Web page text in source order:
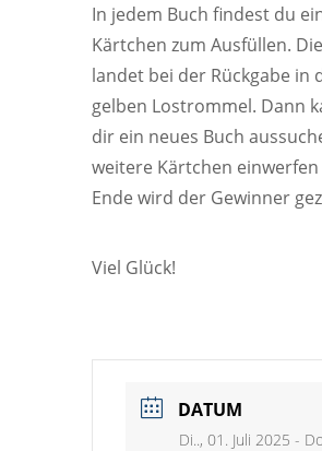
In jedem Buch findest du
Kärtchen zum Ausfüllen.
landet bei der Rückgabe in
gelben Lostrommel. Dann
dir ein neues Buch
weitere Kärtchen
Ende wird der Gewinner
Viel Glück!
DATUM
Di.., 01. Juli 2025 -